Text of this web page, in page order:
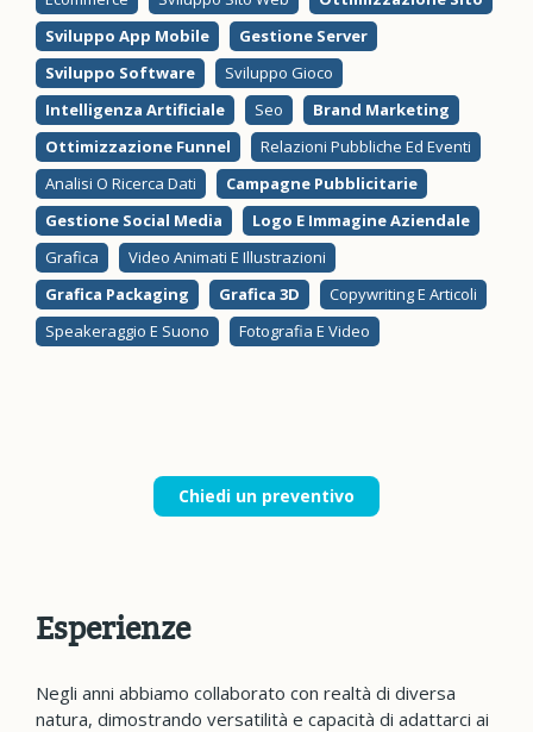
Sviluppo App Mobile
Gestione Server
Sviluppo Software
Sviluppo Gioco
Intelligenza Artificiale
Seo
Brand Marketing
Ottimizzazione Funnel
Relazioni Pubbliche Ed Eventi
Analisi O Ricerca Dati
Campagne Pubblicitarie
Gestione Social Media
Logo E Immagine Aziendale
Grafica
Video Animati E Illustrazioni
Grafica Packaging
Grafica 3D
Copywriting E Articoli
Speakeraggio E Suono
Fotografia E Video
Chiedi un preventivo
Esperienze
Negli anni abbiamo collaborato con realtà di diversa
natura, dimostrando versatilità e capacità di adattarci ai